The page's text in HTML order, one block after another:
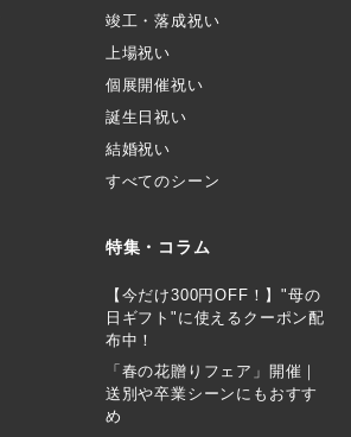
竣工・落成祝い
上場祝い
個展開催祝い
誕生日祝い
結婚祝い
すべてのシーン
特集・コラム
【今だけ300円OFF！】"母の
日ギフト"に使えるクーポン配
布中！
「春の花贈りフェア」開催｜
送別や卒業シーンにもおすす
め